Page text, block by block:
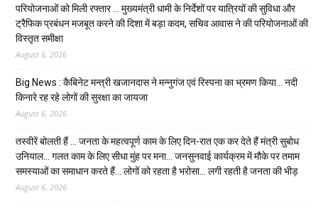
परियोजनाओं को मिली रफ्तार … मुख्यमंत्री धामी के निर्देशों पर यात्रियों की सुविधा और
ट्रैफिक प्रबंधन मजबूत करने की दिशा में बड़ा कदम, सचिव आवास ने की परियोजनाओं की
विस्तृत समीक्षा
August 6, 2026
Big News : कैबिनेट मन्त्री खजानदास ने मन्नुगंज एवं रिस्पना का भ्रमण किया… नदी
किनारे रह रहे लोगों की सुरक्षा का जायजा
August 6, 2026
तस्वीरें बोलती हैं … जनता के महत्वपूर्ण काम के लिए दिन-रात एक कर देते हैं मंत्री सुबोध
उनियाल… गलत काम के लिए सीधा मुंह पर मना… जनसुनवाई कार्यक्रम में मौके पर तमाम
समस्याओं का समाधान करते हैं… लोगों को रहता है भरोसा… लगी रहती है जनता की भीड़
August 6, 2026